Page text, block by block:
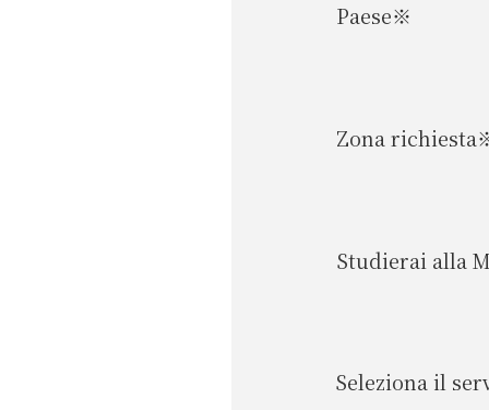
Paese※
Zona
Studierai alla
Seleziona il